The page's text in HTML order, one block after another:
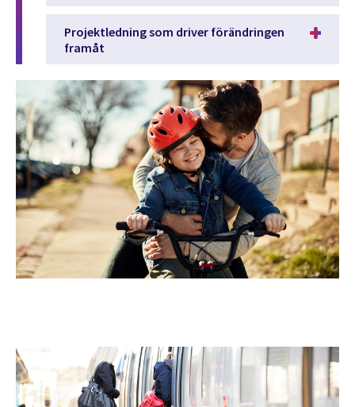
Projektledning som driver förändringen
framåt